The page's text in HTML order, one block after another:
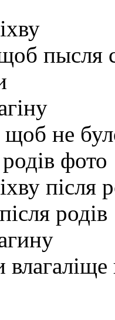
пысля
не
фото
після
родів
влагаліще